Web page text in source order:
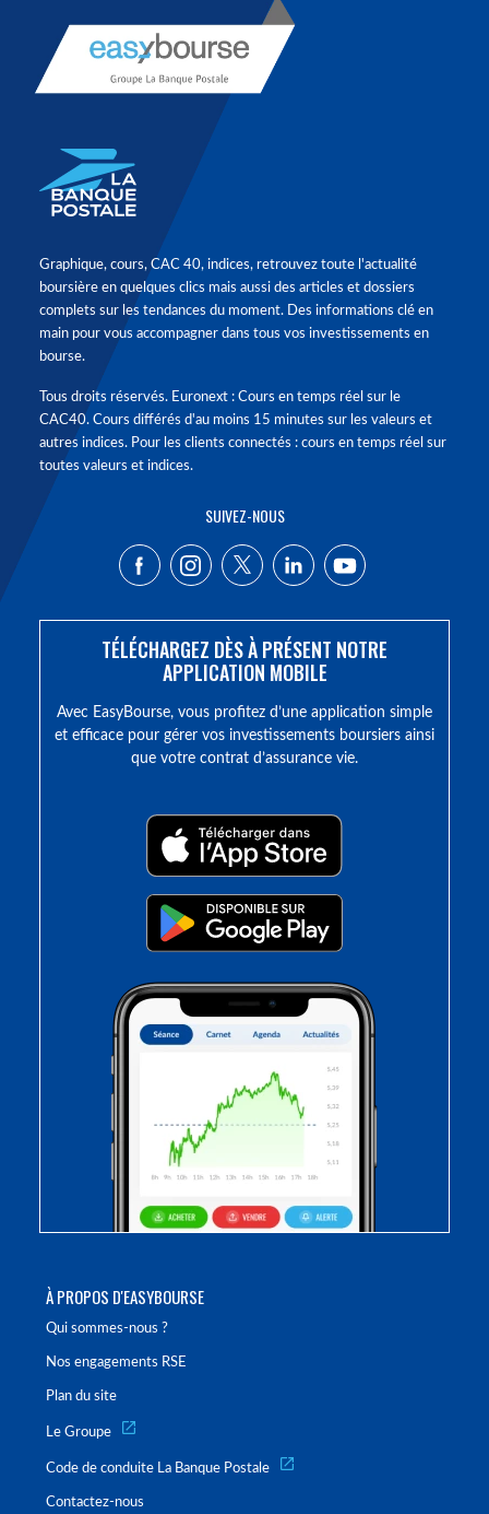
À PROPOS D'EASYBOURSE
Qui sommes-nous ?
Nos engagements RSE
Plan du site
Le Groupe
Code de conduite La Banque Postale
Contactez-nous
Graphique, cours, CAC 40, indices, retrouvez toute l'actualité
boursière en quelques clics mais aussi des articles et dossiers
complets sur les tendances du moment. Des informations clé en
main pour vous accompagner dans tous vos investissements en
bourse.
Tous droits réservés. Euronext : Cours en temps réel sur le
CAC40. Cours différés d'au moins 15 minutes sur les valeurs et
autres indices. Pour les clients connectés : cours en temps réel sur
toutes valeurs et indices.
SUIVEZ-NOUS
TÉLÉCHARGEZ DÈS À PRÉSENT NOTRE
APPLICATION MOBILE
Avec EasyBourse, vous profitez d’une application simple
et efficace pour gérer vos investissements boursiers ainsi
que votre contrat d’assurance vie.